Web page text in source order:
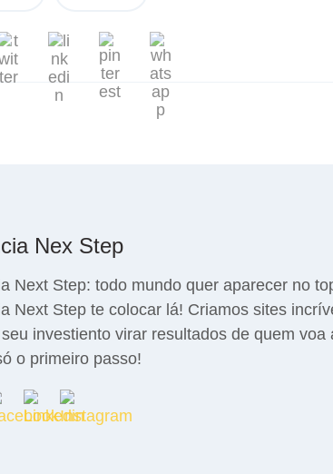
Nex Step
Next Step: todo mundo quer aparecer no
Next Step te colocar lá! Criamos sites
investiento virar resultados de quem voa
o primeiro passo!